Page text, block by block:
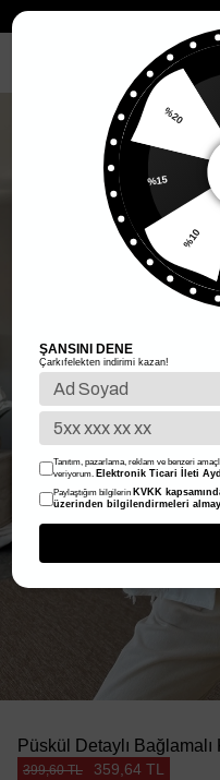
Püskül Detaylı
399,60 TL 359,64 TL
%10
%15
%20
ŞANSINI DENE
Çarkıfelekten indirimi kazan!
Tanıtım, pazarlama, reklam ve benzeri
veriyorum. Elektronik Ticari İleti
Paylaştığım bilgilerin KVKK
üzerinden bilgilendirmeleri